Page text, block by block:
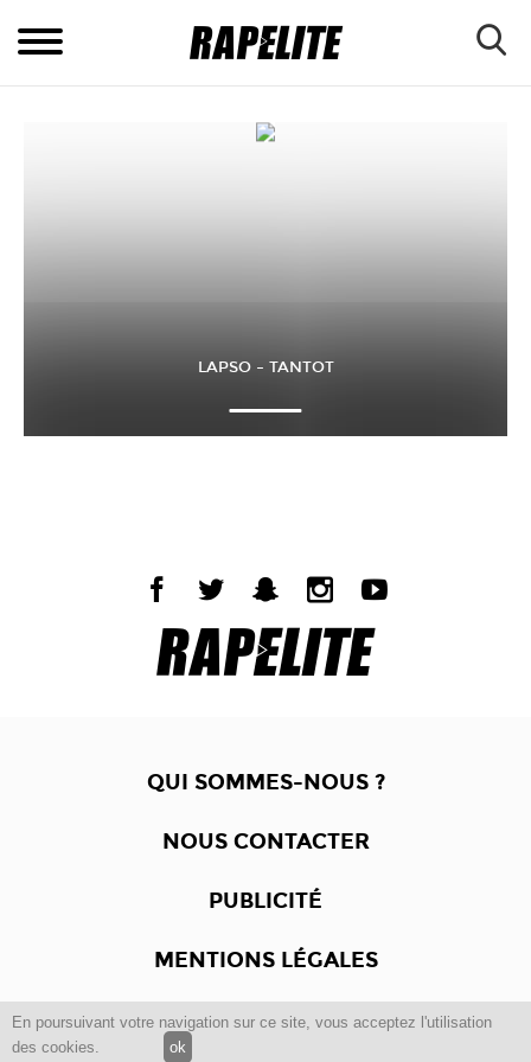
En poursuivant votre navigation sur ce site, vous acceptez l'utilisation
des cookies.
ok
LAPSO – TANTOT
QUI SOMMES-NOUS ?
NOUS CONTACTER
PUBLICITÉ
MENTIONS LÉGALES
Copyright © 2012 -2017Dewalgo- Tous droits réservés.